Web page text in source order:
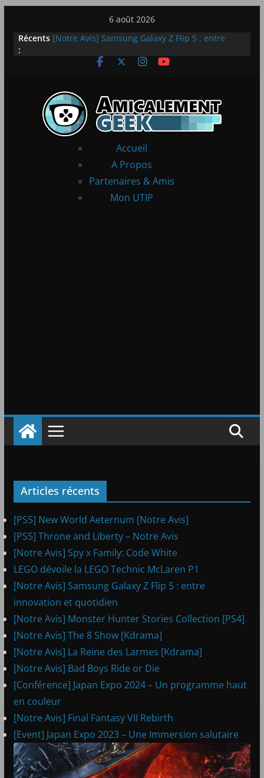
contenu
6 août 2026
Récents
:
LEGO dévoile la LEGO Technic McLaren P1
innovation et quotidien
[Notre Avis] Spy x Family: Code White
Accueil
A Propos
Partenaires & Amis
Mon UTIP
Articles récents
[PS5] New World Aeternum [Notre Avis]
[PS5] Throne and Liberty – Notre Avis
[Notre Avis] Spy x Family: Code White
LEGO dévoile la LEGO Technic McLaren P1
[Notre Avis] Samsung Galaxy Z Flip 5 : entre
innovation et quotidien
[Notre Avis] Monster Hunter Stories Collection [PS4]
[Notre Avis] The 8 Show [Kdrama]
[Notre Avis] La Reine des Larmes [Kdrama]
[Notre Avis] Bad Boys Ride or Die
[Conférence] Japan Expo 2024 – Un programme haut
en couleur
[Notre Avis] Final Fantasy VII Rebirth
[Event] Japan Expo 2023 – Une Immersion salutaire